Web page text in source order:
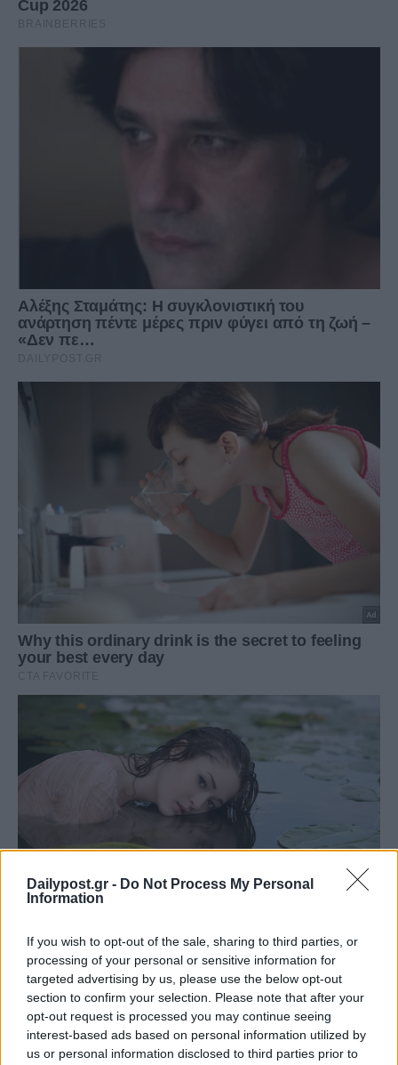
Dailypost.gr - Do Not Process My Personal
Information
If you wish to opt-out of the sale, sharing to third parties, or
processing of your personal or sensitive information for
targeted advertising by us, please use the below opt-out
section to confirm your selection. Please note that after your
opt-out request is processed you may continue seeing
interest-based ads based on personal information utilized by
us or personal information disclosed to third parties prior to